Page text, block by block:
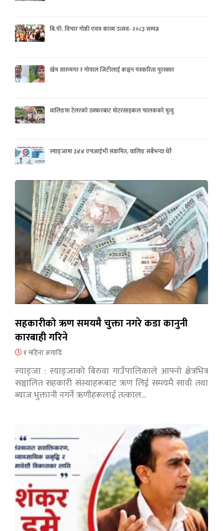
बि.पी. विचार गोष्ठी एवम काव्य उत्सव- २०८३ सम्पन्न
खेम सारुमगर र गोपाल जिटीलाई कञ्चन पत्रकरिता पुरस्कार
वालिङमा टेलरको ठक्करबाट मोटरसाइकल चालकको मृत्यु
स्याङ्जामा ३४४ एचआईभी संक्रमित, वालिङ सबैभन्दा धेरै
सहकारीको ऋण समयमै चुक्ता नगरे कडा कानुनी
कारबाही गरिने
१ महिना अगाडि
स्याङ्जा : स्याङ्जाको बिरुवा गाउँपालिकाले आफ्नो क्षेत्रभित्र
सञ्चालित सहकारी संस्थाहरूबाट ऋण लिई समयमै सावाँ तथा
ब्याज भुक्तानी नगर्ने ऋणीहरूलाई तत्काल…